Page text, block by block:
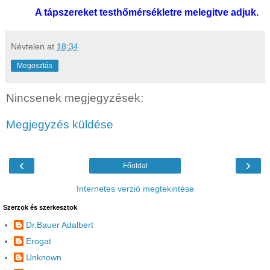
A tápszereket testhőmérsékletre melegitve adjuk.
Névtelen at 18:34
Megosztás
Nincsenek megjegyzések:
Megjegyzés küldése
‹ ›
Főoldal
Internetes verzió megtekintése
Szerzok és szerkesztok
Dr.Bauer Adalbert
Erogat
Unknown